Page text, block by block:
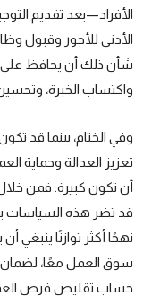
الأفراد—بعد تقديم
الأدنى للأجور وقبول
شأن ذلك أن يحافظ
واكتساب الخبرة،
وفي الختام، بينما قد
تعزيز العدالة وحماية
أن تكون كبيرة. فمن
قد تضر هذه السياسات
نهجًا أكثر توازنًا ينبغي
سوق العمل معًا، لضمان
حساب تقليص فرص